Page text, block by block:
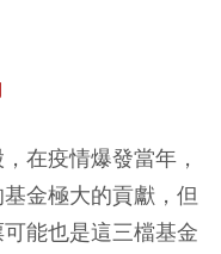
在疫情爆發當年，
金極大的貢獻，但
能也是這三檔基金